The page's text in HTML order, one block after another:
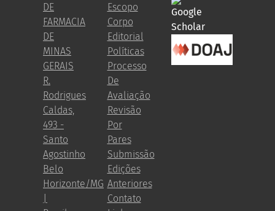
DE
FARMACIA
DE
MINAS
GERAIS
R.
Rodrigues
Caldas,
493 -
Santo
Agostinho
Belo
Horizonte/MG
Escopo
Corpo
Editorial
Políticas
Processo
De
Avaliação
Revisão
Por
Pares
Submissão
Edições
Anteriores
Contato